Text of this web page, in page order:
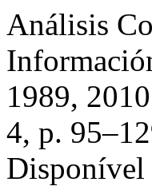
Análisis
1989,
4, p.
Disponível